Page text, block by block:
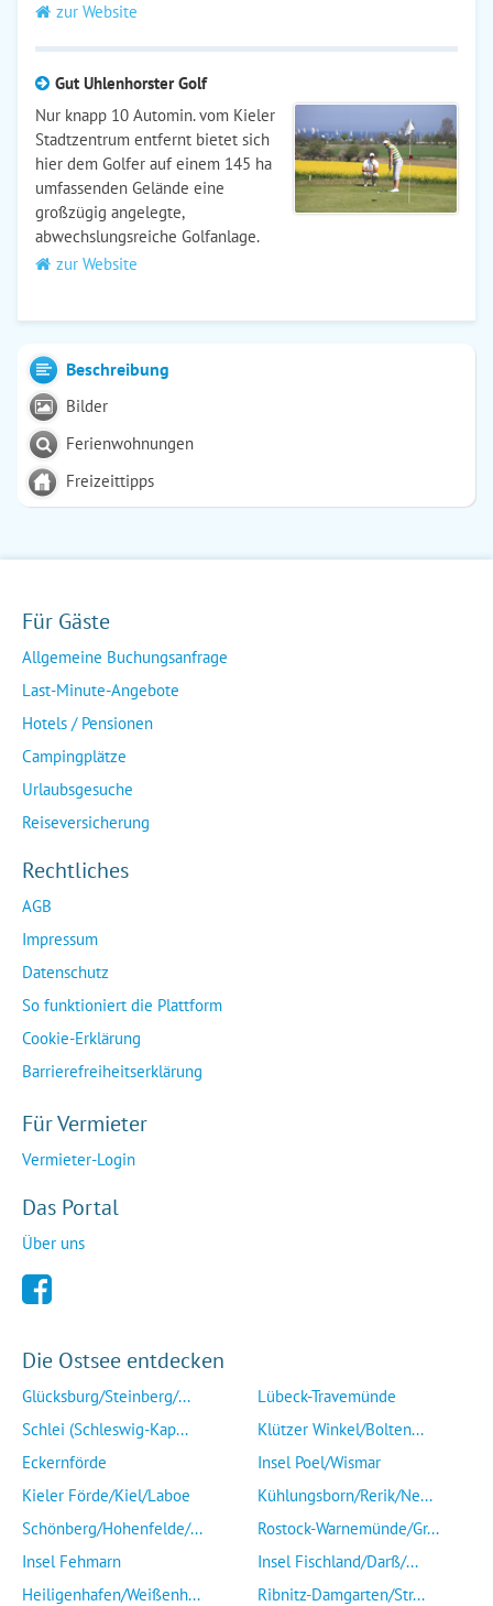
zur Website
Gut Uhlenhorster Golf
Nur knapp 10 Automin. vom Kieler
Stadtzentrum entfernt bietet sich
hier dem Golfer auf einem 145 ha
umfassenden Gelände eine
großzügig angelegte,
abwechslungsreiche Golfanlage.
zur Website
Beschreibung
Bilder
Ferienwohnungen
Freizeittipps
Für Gäste
Allgemeine Buchungsanfrage
Last-Minute-Angebote
Hotels / Pensionen
Campingplätze
Urlaubsgesuche
Reiseversicherung
Rechtliches
AGB
Impressum
Datenschutz
So funktioniert die Plattform
Cookie-Erklärung
Barrierefreiheitserklärung
Für Vermieter
Vermieter-Login
Das Portal
Über uns
Die Ostsee entdecken
Glücksburg/Steinberg/...
Schlei (Schleswig-Kap...
Eckernförde
Kieler Förde/Kiel/Laboe
Schönberg/Hohenfelde/...
Insel Fehmarn
Heiligenhafen/Weißenh...
Lübeck-Travemünde
Klützer Winkel/Bolten...
Insel Poel/Wismar
Kühlungsborn/Rerik/Ne...
Rostock-Warnemünde/Gr...
Insel Fischland/Darß/...
Ribnitz-Damgarten/Str...